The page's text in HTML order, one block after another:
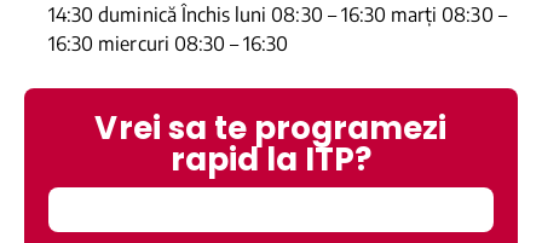
14:30 duminică Închis luni 08:30 – 16:30 marți 08:30 –
16:30 miercuri 08:30 – 16:30
Vrei sa te programezi
rapid la ITP?